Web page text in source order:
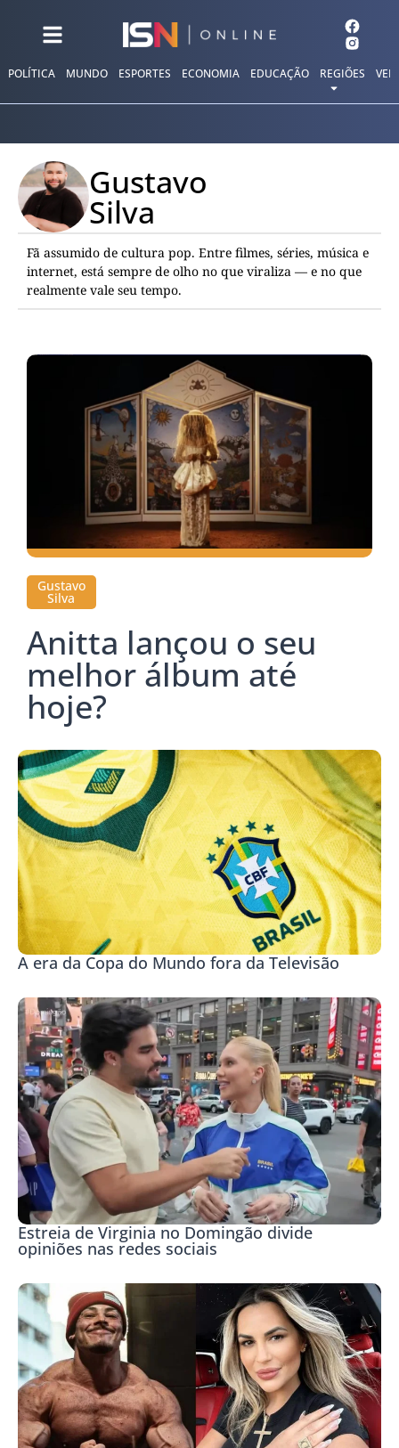
POLÍTICA MUNDO ESPORTES ECONOMIA EDUCAÇÃO REGIÕES
Gustavo
Silva
Fã assumido de cultura pop. Entre filmes, séries, música e
internet, está sempre de olho no que viraliza — e no que
realmente vale seu tempo.
Gustavo
Silva
Anitta lançou o seu
melhor álbum até
hoje?
A era da Copa do Mundo fora da Televisão
Estreia de Virginia no Domingão divide
opiniões nas redes sociais